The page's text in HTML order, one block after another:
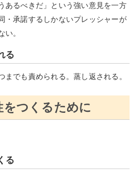
あるべきだ」という強い意見を一方
・承諾するしかないプレッシャーが
い。
る
までも責められる。蒸し返される。
をつくるために
る